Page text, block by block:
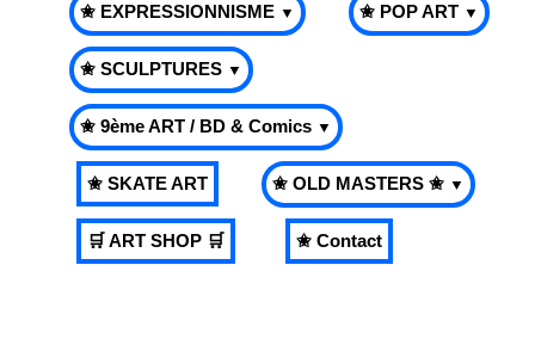
✬ EXPRESSIONNISME ▼ ✬ POP ART ▼
✬ SCULPTURES ▼
✬ 9ème ART / BD & Comics ▼
✬ SKATE ART ✬ OLD MASTERS ✬ ▼
🛒 ART SHOP 🛒 ✬ Contact